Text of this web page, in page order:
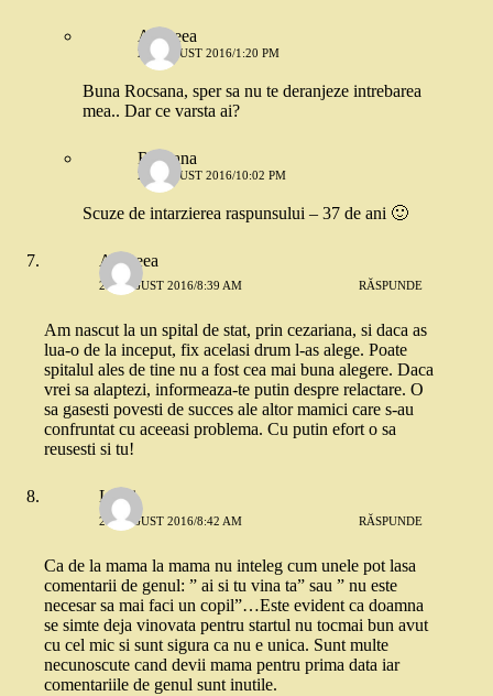
Andreea
27 AUGUST 2016/1:20 PM
Buna Rocsana, sper sa nu te deranjeze intrebarea
mea.. Dar ce varsta ai?
Rocsana
29 AUGUST 2016/10:02 PM
Scuze de intarzierea raspunsului – 37 de ani 🙂
Andreea
27 AUGUST 2016/8:39 AM RĂSPUNDE
Am nascut la un spital de stat, prin cezariana, si daca as
lua-o de la inceput, fix acelasi drum l-as alege. Poate
spitalul ales de tine nu a fost cea mai buna alegere. Daca
vrei sa alaptezi, informeaza-te putin despre relactare. O
sa gasesti povesti de succes ale altor mamici care s-au
confruntat cu aceeasi problema. Cu putin efort o sa
reusesti si tu!
Lumi
27 AUGUST 2016/8:42 AM RĂSPUNDE
Ca de la mama la mama nu inteleg cum unele pot lasa
comentarii de genul: ” ai si tu vina ta” sau ” nu este
necesar sa mai faci un copil”…Este evident ca doamna
se simte deja vinovata pentru startul nu tocmai bun avut
cu cel mic si sunt sigura ca nu e unica. Sunt multe
necunoscute cand devii mama pentru prima data iar
comentariile de genul sunt inutile.